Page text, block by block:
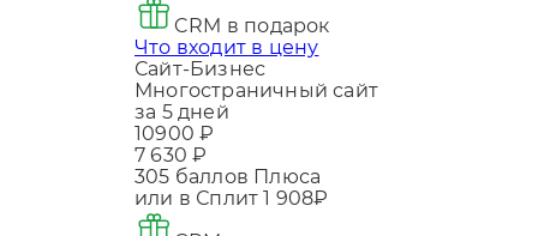
CRM в подарок
Что входит в цену
Сайт-Бизнес
Многостраничный сайт
за 5 дней
10900 ₽
7 630 ₽
305 баллов Плюса
или в Сплит1 908₽